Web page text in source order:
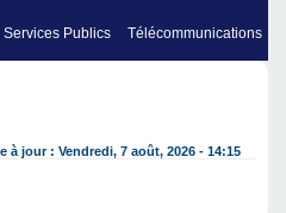
Services Publics Télécommunications
à jour : Vendredi, 7 août, 2026 - 14:15